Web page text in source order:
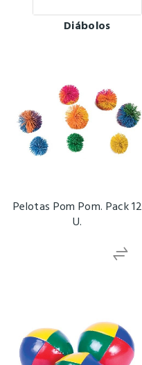
Diábolos
Pelotas Pom Pom. Pack 12
U.